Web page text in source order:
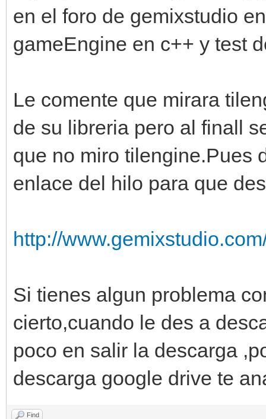
en el foro de gemixstudio
gameEngine en c++ y test
Le comente que mirara
de su libreria pero al finall
que no miro tilengine.Pues
enlace del hilo para que
http://
Si tienes algun problema
cierto,cuando le des a
poco en salir la descarga
descarga google drive te
Find